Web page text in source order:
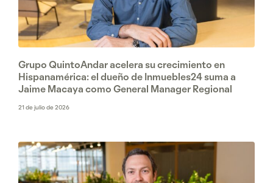
Grupo QuintoAndar acelera su crecimiento en
Hispanamérica: el dueño de Inmuebles24 suma a
Jaime Macaya como General Manager Regional
21 de julio de 2026